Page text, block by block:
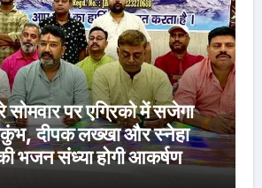
पर एग्रिको में सजेगा
दीपक लख्खा और स्नेहा
भजन संध्या होगी आकर्षण